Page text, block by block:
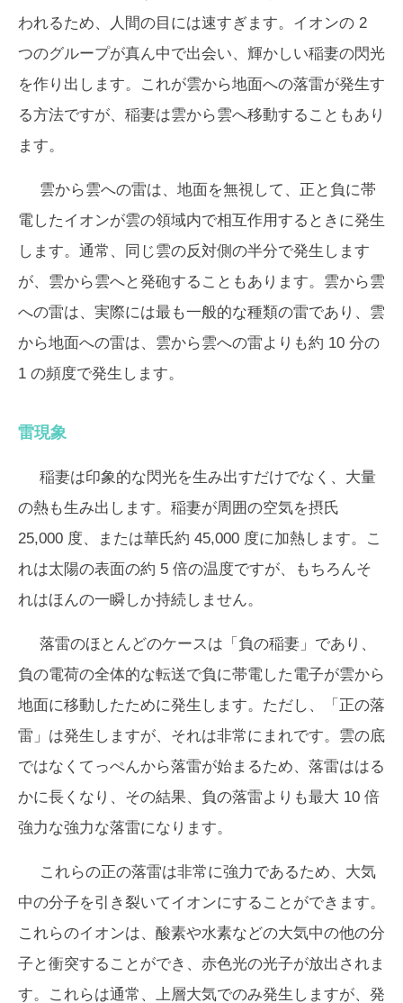
われるため、人間の目には速すぎます。イオンの 2
つのグループが真ん中で出会い、輝かしい稲妻の閃光
を作り出します。これが雲から地面への落雷が発生す
る方法ですが、稲妻は雲から雲へ移動することもあり
ます。
雲から雲への雷は、地面を無視して、正と負に帯
電したイオンが雲の領域内で相互作用するときに発生
します。通常、同じ雲の反対側の半分で発生します
が、雲から雲へと発砲することもあります。雲から雲
への雷は、実際には最も一般的な種類の雷であり、雲
から地面への雷は、雲から雲への雷よりも約 10 分の
1 の頻度で発生します。
雷現象
稲妻は印象的な閃光を生み出すだけでなく、大量
の熱も生み出します。稲妻が周囲の空気を摂氏
25,000 度、または華氏約 45,000 度に加熱します。こ
れは太陽の表面の約 5 倍の温度ですが、もちろんそ
れはほんの一瞬しか持続しません。
落雷のほとんどのケースは「負の稲妻」であり、
負の電荷の全体的な転送で負に帯電した電子が雲から
地面に移動したために発生します。ただし、「正の落
雷」は発生しますが、それは非常にまれです。雲の底
ではなくてっぺんから落雷が始まるため、落雷ははる
かに長くなり、その結果、負の落雷よりも最大 10 倍
強力な強力な落雷になります。
これらの正の落雷は非常に強力であるため、大気
中の分子を引き裂いてイオンにすることができます。
これらのイオンは、酸素や水素などの大気中の他の分
子と衝突することができ、赤色光の光子が放出されま
す。これらは通常、上層大気でのみ発生しますが、発